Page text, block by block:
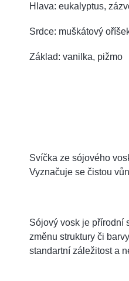
Hlava: eukalyptus,
Srdce: muškátový
Základ: vanilka, pižmo
Svíčka ze sójového
Vyznačuje se čistou
Sójový vosk je přírodní
změnu struktury či
standartní záležitost a